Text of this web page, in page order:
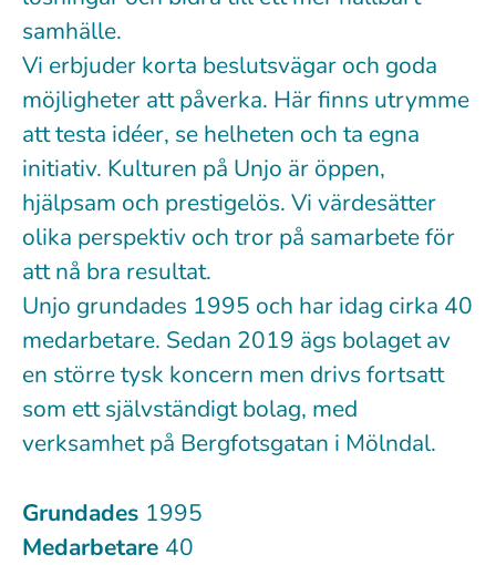
samhälle.
Vi erbjuder korta beslutsvägar och goda
möjligheter att påverka. Här finns utrymme
att testa idéer, se helheten och ta egna
initiativ. Kulturen på Unjo är öppen,
hjälpsam och prestigelös. Vi värdesätter
olika perspektiv och tror på samarbete för
att nå bra resultat.
Unjo grundades 1995 och har idag cirka 40
medarbetare. Sedan 2019 ägs bolaget av
en större tysk koncern men drivs fortsatt
som ett självständigt bolag, med
verksamhet på Bergfotsgatan i Mölndal.
Grundades 1995
Medarbetare 40